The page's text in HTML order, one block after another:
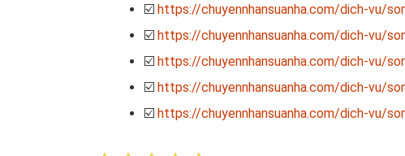
☑️ https://chuyennhansuanha.com/dich-vu/
☑️ https://chuyennhansuanha.com/dich-vu/
☑️ https://chuyennhansuanha.com/dich-vu/
☑️ https://chuyennhansuanha.com/dich-vu/
☑️ https://chuyennhansuanha.com/dich-vu/